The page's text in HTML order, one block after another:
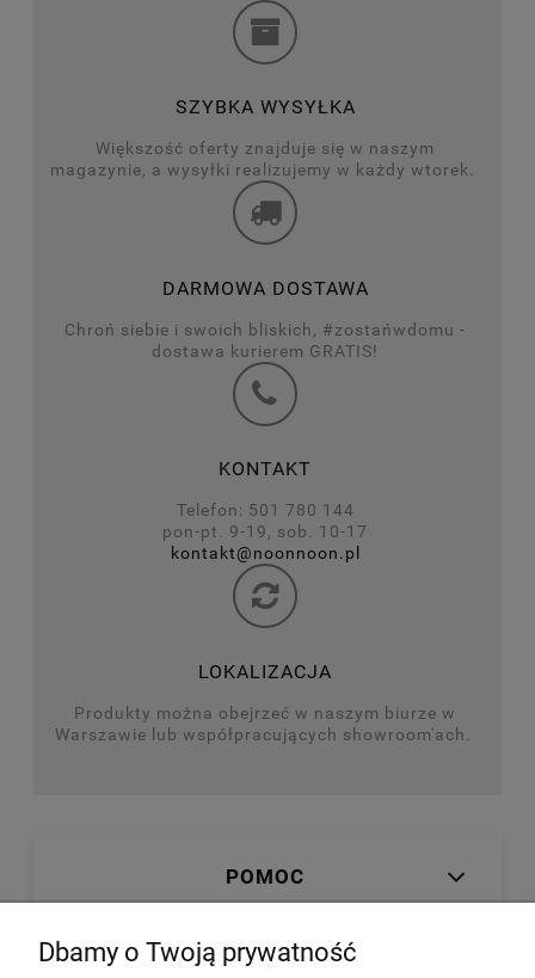
SZYBKA WYSYŁKA
Większość oferty znajduje się w naszym
magazynie, a wysyłki realizujemy w każdy wtorek.
DARMOWA DOSTAWA
Chroń siebie i swoich bliskich, #zostańwdomu -
dostawa kurierem GRATIS!
KONTAKT
Telefon: 501 780 144
pon-pt. 9-19, sob. 10-17
kontakt@noonnoon.pl
LOKALIZACJA
Produkty można obejrzeć w naszym biurze w
Warszawie lub współpracujących showroom'ach.
POMOC
MOJE KONTO
Dbamy o Twoją prywatność